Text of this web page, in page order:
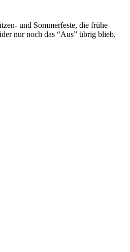
und Sommerfeste, die frühe
nur noch das “Aus” übrig blieb.